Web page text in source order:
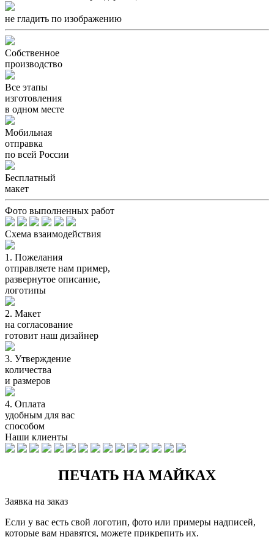
не гладить по изображению
Собственное
производство
Все этапы
изготовления
в одном месте
Мобильная
отправка
по всей России
Бесплатный
макет
Фото выполненных работ
Схема взаимодействия
1. Пожелания
отправляете нам пример,
развернутое описание,
логотипы
2. Макет
на согласование
готовит наш дизайнер
3. Утверждение
количества
и размеров
4. Оплата
удобным для вас
способом
Наши клиенты
ПЕЧАТЬ НА МАЙКАХ
Заявка на заказ
Если у вас есть свой логотип, фото или примеры надписей,
которые вам нравятся, можете прикрепить их.